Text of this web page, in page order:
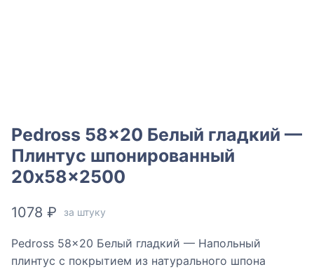
Pedross 58×20 Белый гладкий —
Плинтус шпонированный
20x58x2500
1078 ₽ за штуку
Pedross 58×20 Белый гладкий — Напольный
плинтус с покрытием из натурального шпона